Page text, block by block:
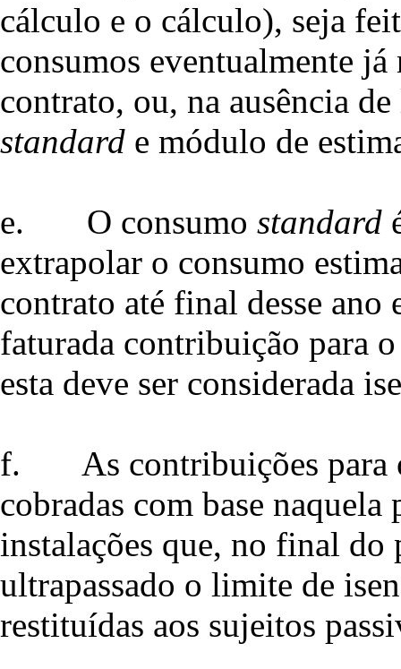
cálculo e o cálculo), seja
consumos eventualmente
contrato, ou, na ausência
standard e módulo de
e. O consumo standard
extrapolar o consumo
contrato até final desse ano
faturada contribuição para
esta deve ser considerada
f.
As contribuições
cobradas com base
instalações que, no final
ultrapassado o limite de
restituídas aos sujeitos